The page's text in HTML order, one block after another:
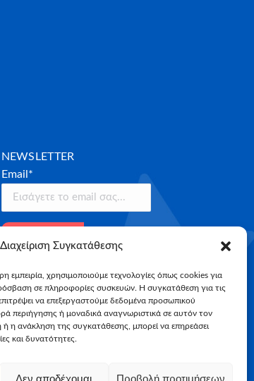
Διαχείριση Συγκατάθεσης
εμπειρία, χρησιμοποιούμε τεχνολογίες όπως cookies για
σε πληροφορίες συσκευών. Η συγκατάθεση για τις
να επεξεργαστούμε δεδομένα προσωπικού
περιήγησης ή μοναδικά αναγνωριστικά σε αυτόν τον
η ανάκληση της συγκατάθεσης, μπορεί να επηρεάσει
και δυνατότητες.
Δεν αποδέχομαι Προβολή προτιμήσεων
NEWSLETTER
Email*